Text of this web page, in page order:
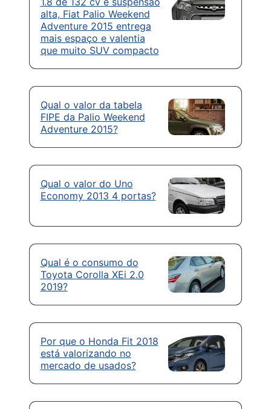
alta, Fiat Palio Weekend
Adventure 2015 entrega
mais espaço e valentia
que muito SUV compacto
Qual o valor da tabela
FIPE da Palio Weekend
Adventure 2015?
Qual o valor do Uno
Economy 2013 4 portas?
Qual é o consumo do
Toyota Corolla XEi 2.0
2019?
Por que o Honda Fit 2018
está valorizando no
mercado de usados?